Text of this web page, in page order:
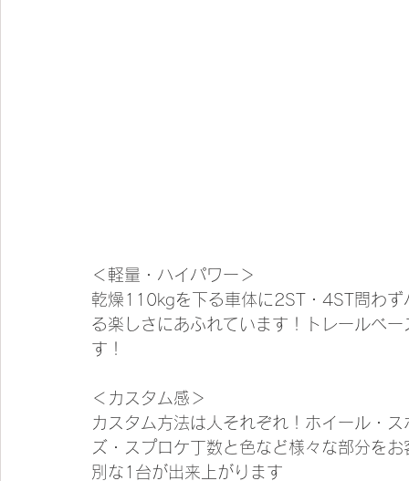
＜軽量・ハイパワー＞
乾燥110kgを下る車体に2ST・4ST問わず
る楽しさにあふれています！トレールベ
す！
＜カスタム感＞
カスタム方法は人それぞれ！ホイール・
ズ・スプロケ丁数と色など様々な部分を
別な1台が出来上がります